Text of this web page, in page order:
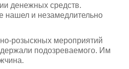
денежных средств.
нашел и незамедлительно
розыскных мероприятий
подозреваемого. Им